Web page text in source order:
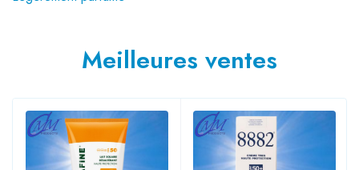
Meilleures ventes